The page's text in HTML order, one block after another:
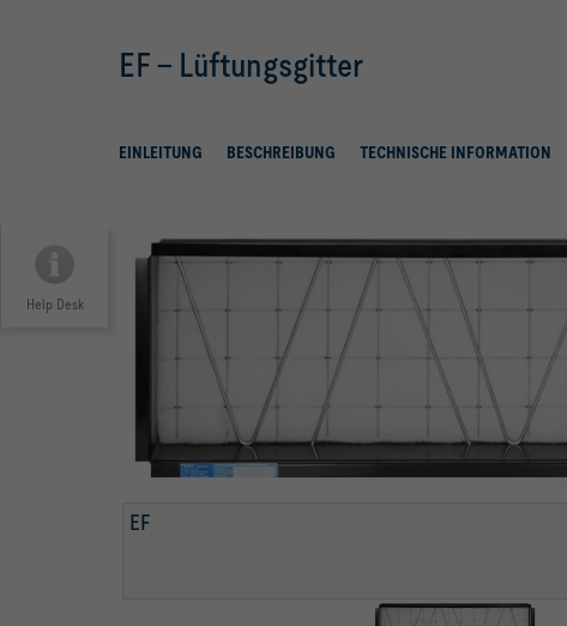
EF – Lüftungsgitter
EINLEITUNG BESCHREIBUNG TECHNISCHE INFORMATION
Help Desk
EF